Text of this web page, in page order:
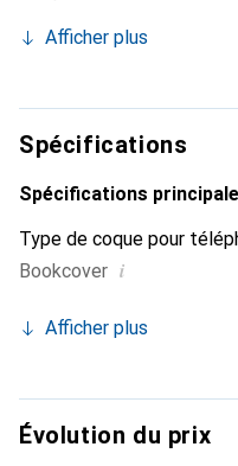
et indispensable pour
marque Noreve est un
exigeante.
Afficher plus
Spécifications
Spécifications
Type de coque pour
Bookcover i
Afficher plus
Évolution du prix